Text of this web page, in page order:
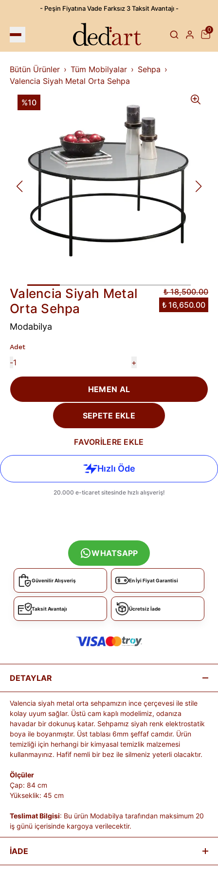
- Peşin Fiyatına Vade Farksız 3 Taksit Avantajı -
0
Bütün Ürünler Tüm Mobilyalar
Sehpa
Valencia Siyah Metal Orta Sehpa
%10
Valencia Siyah Metal
Orta Sehpa
₺ 18,500.00
₺ 16,650.00
Modabilya
Adet
- +
HEMEN AL
SEPETE EKLE
FAVORİLERE EKLE
WHATSAPP
Güvenilir Alışveriş En İyi Fiyat Garantisi
Taksit Avantajı Ücretsiz İade
DETAYLAR
Valencia siyah metal orta sehpamızın ince çerçevesi ile stile
kolay uyum sağlar. Üstü cam kaplı modelimiz, odanıza
havadar bir dokunuş katar. Sehpamız siyah renk elektrostatik
boya ile boyanmıştır. Üst tablası 6mm şeffaf camdır. Ürün
temizliği için herhangi bir kimyasal temizlik malzemesi
kullanmayınız. Hafif nemli bir bez ile silmeniz yeterli olacaktır.
Ölçüler
Çap: 84 cm
Yükseklik: 45 cm
Teslimat Bilgisi: Bu ürün Modabilya tarafından maksimum 20
iş günü içerisinde kargoya verilecektir.
İADE